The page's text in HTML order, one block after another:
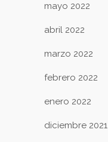
mayo 2022
abril 2022
marzo 2022
febrero 2022
enero 2022
diciembre 2021